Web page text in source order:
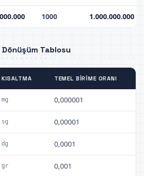
1000 1.000.000.000
Dönüşüm Tablosu
KISALTMA TEMEL BIRIME ORANI
mg 0,000001
sg 0,00001
dg 0,0001
gr 0,001